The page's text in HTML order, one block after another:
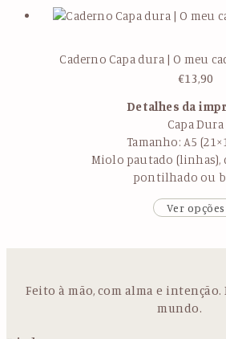
Caderno Capa dura | O meu
€13,90
Detalhes da
Capa Dura
Tamanho: A5
Miolo pautado (linhas),
pontilhado ou
Ver opções
Feito à mão, com alma e
mundo.